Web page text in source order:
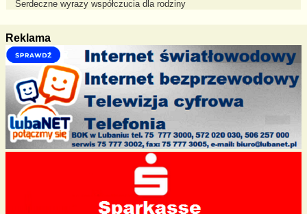
Serdeczne wyrazy współczucia dla rodziny
Reklama